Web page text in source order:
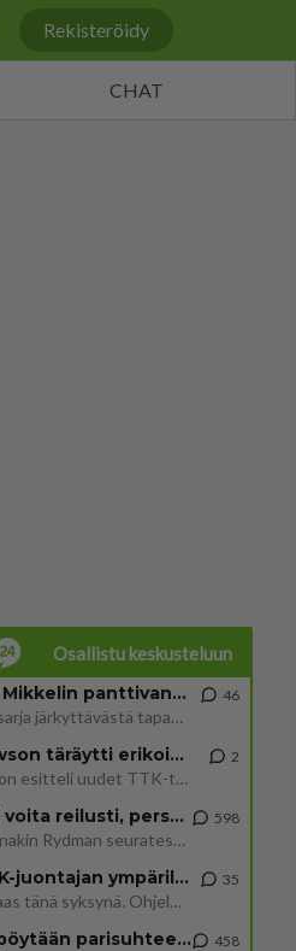
Rekisteröidy
CHAT
Osallistu keskusteluun
Muistatko Mikkelin panttivankidraaman?
Uusi draamasarja järkyttävästä tapauksesta on tulossa. Tositapahtumiin perustuva sarja ammentaa vuoden 1986 Mikkelin pan
46
Ernest Lawson täräytti erikoisen heiton TTK-lehdistötilaisuudessa: " Onko tässä tarkoituksena...?"
Ernest Lawson esitteli uudet TTK-tähtioppilaat ja opettajat torstaina 6.8. lehdistölle. Tulevalla kaudella on yksi hausk
2
Jos SDP ei voita reilusti, persut kumoavat demokratian Suomesta
Näin tekisi ainakin Rydman seuratessaan idolinsa Trumpin mallia https://www.is.fi/politiikka/art-2000012187244.html
598
Uuden TTK-juontajan ympärillä epätietoisuus sakenee - Nyt MTV hämmentää soppaa
TTK tulee taas tänä syksynä. Ohjelman uudet tähtioppilaat julkistetaan torstaina 6. elokuuta klo 14 alkavassa lehdistö
35
Mitä tuot pöytään parisuhteessa? 458